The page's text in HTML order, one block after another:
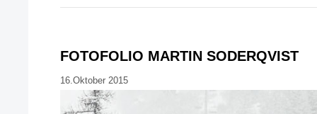
FOTOFOLIO MARTIN SODERQVIST
16.Oktober 2015